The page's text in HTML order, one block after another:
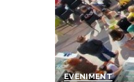
EVENIMENT